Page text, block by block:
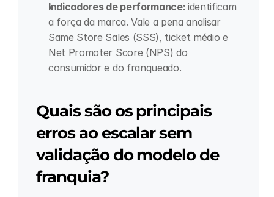
Indicadores de performance: identificam
a força da marca. Vale a pena analisar
Same Store Sales (SSS), ticket médio e
Net Promoter Score (NPS) do
consumidor e do franqueado.
Quais são os principais
erros ao escalar sem
validação do modelo de
franquia?